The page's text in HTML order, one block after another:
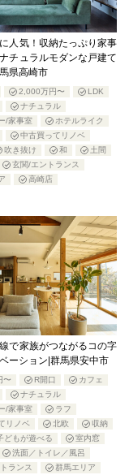
人気！収納たっぷり家事
チュラルモダンな戸建て
県高崎市
2,000万円〜
LDK
ナチュラル
/家事室
ホテルライク
中古買ってリノベ
吹き抜け 和
土間
玄関/エントランス
高崎店
で家族がつながるコの字
ーション|群馬県安中市
〜 R開口
カフェ
ナチュラル
/家事室
ラフ
リノベ
北欧
収納
どもが遊べる
室内窓
洗面／トイレ／風呂
ランス
群馬エリア